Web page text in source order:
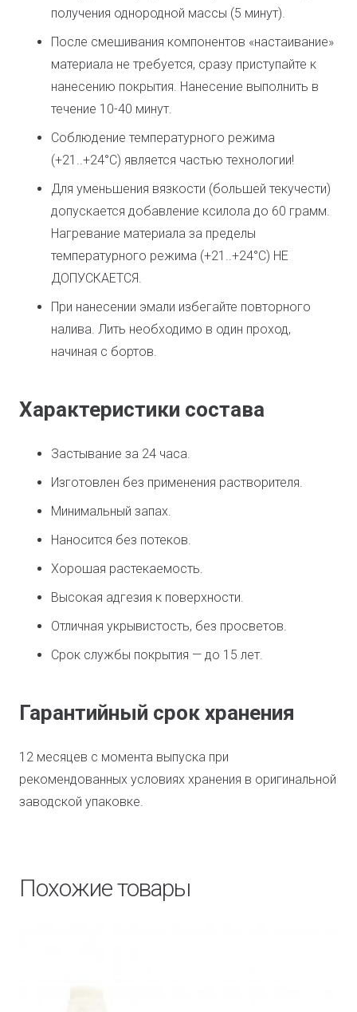
получения однородной массы (5 минут).
После смешивания компонентов «настаивание»
материала не требуется, сразу приступайте к
нанесению покрытия. Нанесение выполнить в
течение 10-40 минут.
Соблюдение температурного режима
(+21..+24°C) является частью технологии!
Для уменьшения вязкости (большей текучести)
допускается добавление ксилола до 60 грамм.
Нагревание материала за пределы
температурного режима (+21..+24°C) НЕ
ДОПУСКАЕТСЯ.
При нанесении эмали избегайте повторного
налива. Лить необходимо в один проход,
начиная с бортов.
Характеристики состава
Застывание за 24 часа.
Изготовлен без применения растворителя.
Минимальный запах.
Наносится без потеков.
Хорошая растекаемость.
Высокая адгезия к поверхности.
Отличная укрывистость, без просветов.
Срок службы покрытия — до 15 лет.
Гарантийный срок хранения
12 месяцев с момента выпуска при
рекомендованных условиях хранения в оригинальной
заводской упаковке.
Похожие товары